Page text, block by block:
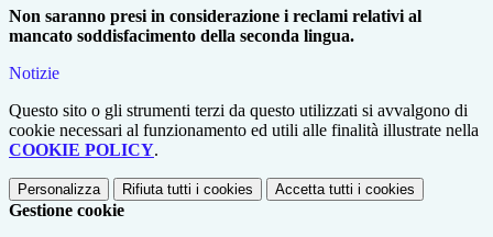
Non saranno presi in considerazione i reclami relativi al
mancato soddisfacimento della seconda lingua.
Notizie
Questo sito o gli strumenti terzi da questo utilizzati si avvalgono di
cookie necessari al funzionamento ed utili alle finalità illustrate nella
COOKIE POLICY.
Personalizza Rifiuta tutti i cookies Accetta tutti i cookies
Gestione cookie